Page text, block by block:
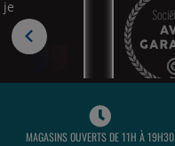
MAGASINS OUVERTS DE 11H À 19H30